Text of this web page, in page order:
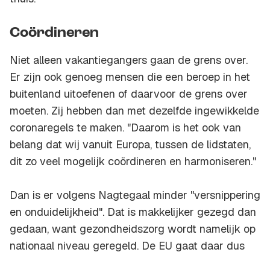
Coördineren
Niet alleen vakantiegangers gaan de grens over.
Er zijn ook genoeg mensen die een beroep in het
buitenland uitoefenen of daarvoor de grens over
moeten. Zij hebben dan met dezelfde ingewikkelde
coronaregels te maken. "Daarom is het ook van
belang dat wij vanuit Europa, tussen de lidstaten,
dit zo veel mogelijk coördineren en harmoniseren."
Dan is er volgens Nagtegaal minder "versnippering
en onduidelijkheid". Dat is makkelijker gezegd dan
gedaan, want gezondheidszorg wordt namelijk op
nationaal niveau geregeld. De EU gaat daar dus